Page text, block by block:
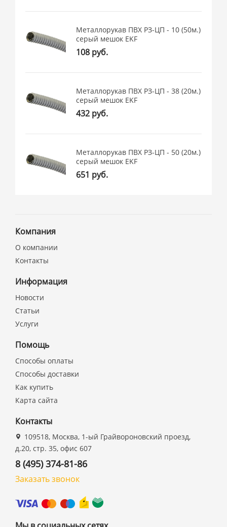
Металлорукав ПВХ РЗ-ЦП - 10 (50м.)
серый мешок EKF
108 руб.
Металлорукав ПВХ РЗ-ЦП - 38 (20м.)
серый мешок EKF
432 руб.
Металлорукав ПВХ РЗ-ЦП - 50 (20м.)
серый мешок EKF
651 руб.
Компания
О компании
Контакты
Информация
Новости
Статьи
Услуги
Помощь
Способы оплаты
Способы доставки
Как купить
Карта сайта
Контакты
109518, Москва, 1-ый Грайвороновский проезд,
д.20, стр. 35, офис 607
8 (495) 374-81-86
Заказать звонок